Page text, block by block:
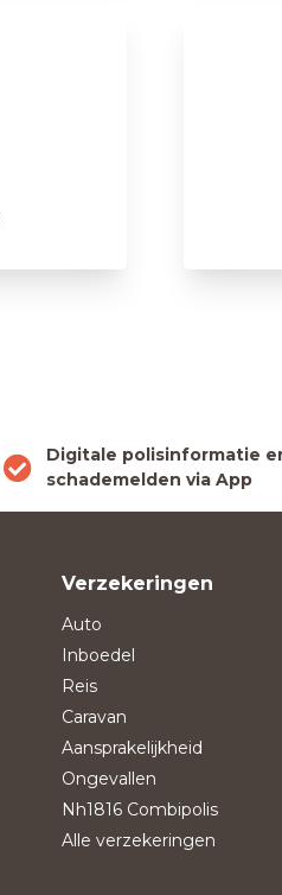
Digitale polisinformatie
schademelden via App
Verzekeringen
Auto
Inboedel
Reis
Caravan
Aansprakelijkheid
Ongevallen
Nh1816 Combipolis
Alle verzekeringen